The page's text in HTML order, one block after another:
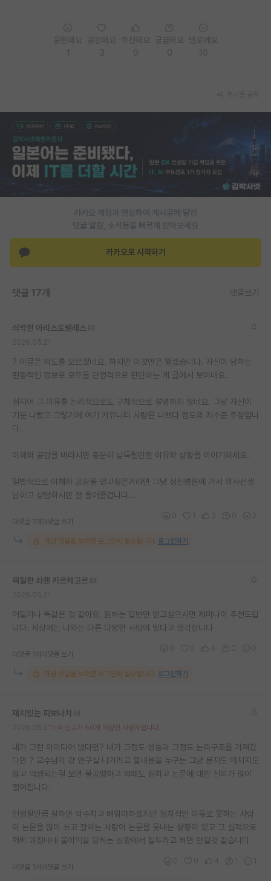
PI 전용 게시판
인문사회 계열 게시판
특수/전문대학원 게시판
반도체/AI 게시판
장학금/장학생 게시판
홍보 게시판
커리어
반도체 아카데미
카카오 계정과 연동하여 게시글에 달린
댓글 알람, 소식등을 빠르게 받아보세요
카카오로 시작하기
댓글 17개 댓글쓰기
쇠약한 아리스토텔레스
? 이글은 의도를 모르겠네요. 하지만 이것만은 알겠습니다. 자신이 당하는
편향적인 정보로 모두를 단정적으로 판단하는 게 글에서 보이네요.
심지어 그 이유를 논리적으로도 구체적으로 설명하지 않네요. 그냥 자신이
기분 나빴고 그렇기에 여기 커뮤니티 사람은 나쁘다 정도의 저수준 주장입니
다.
이해와 공감을 바라시면 충분히 납득될만한 이유와 상황을 이야기하세요.
일방적으로 이해와 공감을 얻고싶은거라면 그냥 정신병원에 가서 의사선생
님하고 상담하시면 잘 들어줄겁니다...
대댓글 1개 대댓글 쓰기
해당 댓글을 보려면 로그인이 필요합니다. 로그인하기
찌질한 쇠렌 키르케고르
어딜가나 똑같은 것 같아요. 원하는 답변만 얻고싶으시면 제미나이 추천드립
니다. 세상에는 나와는 다른 다양한 사람이 있다고 생각합니다
대댓글 1개 대댓글 쓰기
해당 댓글을 보려면 로그인이 필요합니다. 로그인하기
재치있는 피보나치
누적 신고가 50개 이상인 사용자입니다.
내가 그런 아이디어 냈다면? 내가 그정도 성능과 그정도 논리구조를 가져갔
다면 ? 교수님이 걍 연구실 나가라고 할내용을 누구는 그냥 묻지도 따지지도
않고 억셉되는걸 보면 불공평하고 적폐도 심하고 논문에 대한 신뢰가 많이
떨어집니다.
인정할만큼 잘하면 박수치고 배워야하겠지만 정치적인 이유로 못하는 사람
이 논문을 많이 쓰고 잘하는 사람이 논문을 못내는 상황이 있고 그 실적으로
헉위 과정내내 불이익을 당하는 상황에서 질투라고 하면 안될것 같습니다
대댓글 1개 대댓글 쓰기